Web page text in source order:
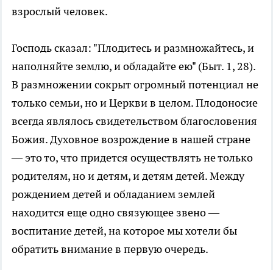
взрослый человек.
Господь сказал: "Плодитесь и размножайтесь, и
наполняйте землю, и обладайте ею" (Быт. 1, 28).
В размножении сокрыт огромный потенциал не
только семьи, но и Церкви в целом. Плодоносие
всегда являлось свидетельством благословения
Божия. Духовное возрождение в нашей стране
— это то, что придется осуществлять не только
родителям, но и детям, и детям детей. Между
рождением детей и обладанием землей
находится еще одно связующее звено —
воспитание детей, на которое мы хотели бы
обратить внимание в первую очередь.